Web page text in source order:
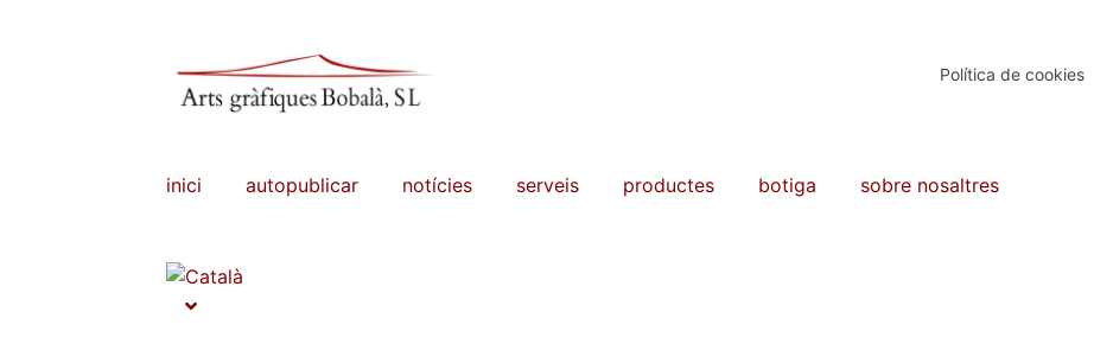
Política de cookies
inici autopublicar notícies serveis productes botiga sobre nosaltres